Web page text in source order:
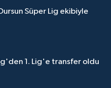
Süper Lig ekibiyle
1. Lig'e transfer oldu